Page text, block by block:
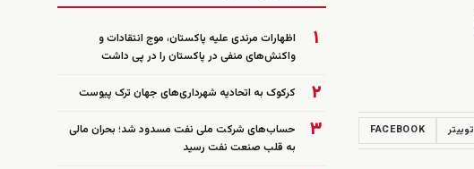
توییتر FACEBOOK
۱
اظهارات مرندی علیه پاکستان، موج انتقادات و
واکنش‌های منفی در پاکستان را در پی داشت
۲ کرکوک به اتحادیه شهرداری‌های جهان ترک پیوست
۳
حساب‌های شرکت ملی نفت مسدود شد؛ بحران مالی
به قلب صنعت نفت رسید